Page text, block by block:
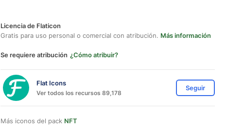
Licencia de Flaticon
Gratis para uso personal o comercial con atribución. Más información
Se requiere atribución ¿Cómo atribuir?
Flat Icons
Ver todos los recursos 89,178
Seguir
Más iconos del pack NFT